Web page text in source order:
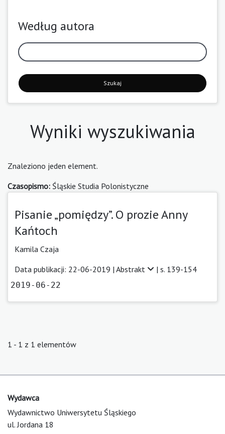
Według autora
Szukaj
Wyniki wyszukiwania
Znaleziono jeden element.
Czasopismo: Śląskie Studia Polonistyczne
Pisanie „pomiędzy”. O prozie Anny
Kańtoch
Kamila Czaja
Data publikacji: 22-06-2019 | Abstrakt | s. 139-154
2019-06-22
1 - 1 z 1 elementów
Wydawca
Wydawnictwo Uniwersytetu Śląskiego
ul. Jordana 18